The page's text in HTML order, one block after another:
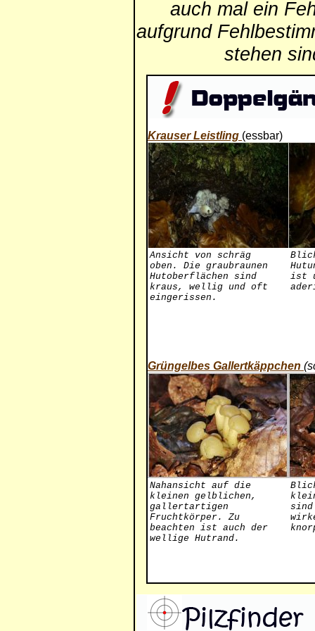
auch mal ein
aufgrund
stehen
Krauser Leistling (essbar)
Ansicht von schräg
oben. Die graubraunen
Hutoberflächen sind
kraus, wellig und oft
eingerissen.
ist
Grüngelbes Gallertkäppchen
Nahansicht auf die
kleinen gelblichen,
gallertartigen
Fruchtkörper. Zu
beachten ist auch der
wellige Hutrand.